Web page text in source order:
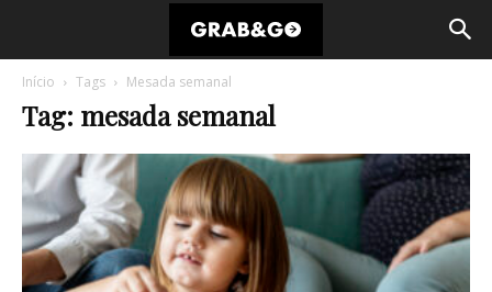
Início Tags Mesada semanal
Tag: mesada semanal